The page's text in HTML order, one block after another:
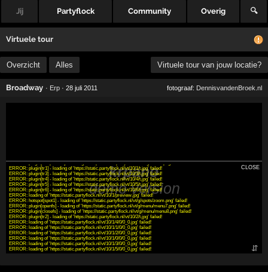
Jij Partyflock Community Overig 🔍
Virtuele tour
Overzicht Alles Virtuele tour van jouw locatie?
Broadway · Erp · 28 juli 2011 fotograaf: DennisvandenBroek.nl
ERROR: plugin[straparrow] - loading of 'https://static.partyflock.nl/vt/g/arrow.png' failed!
ERROR: plugin[tr1] - loading of 'https://static.partyflock.nl/vt/10/1/t.jpg' failed!
ERROR: plugin[tr3] - loading of 'https://static.partyflock.nl/vt/10/3/t.jpg' failed!
ERROR: plugin[tr4] - loading of 'https://static.partyflock.nl/vt/10/4/t.jpg' failed!
ERROR: plugin[tr5] - loading of 'https://static.partyflock.nl/vt/10/5/t.jpg' failed!
ERROR: plugin[tr6] - loading of 'https://static.partyflock.nl/vt/10/6/t.jpg' failed!
ERROR: loading of 'https://static.partyflock.nl/vt/10/1/preview.jpg' failed!
ERROR: hotspot[spot1] - loading of 'https://static.partyflock.nl/vt/g/spots/zoom.png' failed!
ERROR: plugin[openfs] - loading of 'https://static.partyflock.nl/vt/g/menu/menu7.png' failed!
ERROR: plugin[closefs] - loading of 'https://static.partyflock.nl/vt/g/menu/menu8.png' failed!
ERROR: plugin[tr2] - loading of 'https://static.partyflock.nl/vt/10/2/t.jpg' failed!
ERROR: loading of 'https://static.partyflock.nl/vt/10/1/4/0/0_0.jpg' failed!
ERROR: loading of 'https://static.partyflock.nl/vt/10/1/1/0/0_0.jpg' failed!
ERROR: loading of 'https://static.partyflock.nl/vt/10/1/2/0/0_0.jpg' failed!
ERROR: loading of 'https://static.partyflock.nl/vt/10/1/0/0/0_0.jpg' failed!
ERROR: loading of 'https://static.partyflock.nl/vt/10/1/3/0/0_0.jpg' failed!
ERROR: loading of 'https://static.partyflock.nl/vt/10/1/5/0/0_0.jpg' failed!
CLOSE
⇵